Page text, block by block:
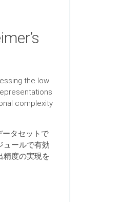
the low
complexity
ータセットで
ュールで有効
精度の実現を